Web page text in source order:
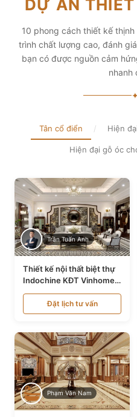
DỰ ÁN
10 phong cách thiết kế
trình chất lượng cao, đánh
bạn có được nguồn cảm
nhanh
Tân cổ điển / Hiện
Hiện đại gỗ óc
Trần Tuấn Anh
Thiết kế nội thất biệt thự
Indochine KĐT Vinhomes
Ocean Park NT24600
Đặt lịch tư vấn
Phạm Văn Nam